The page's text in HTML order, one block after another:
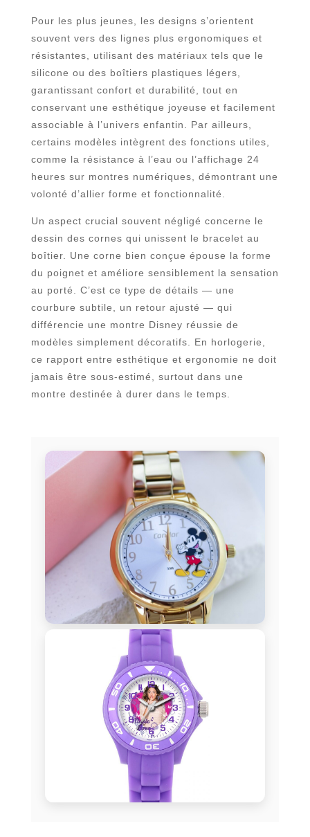
Pour les plus jeunes, les designs s’orientent
souvent vers des lignes plus ergonomiques et
résistantes, utilisant des matériaux tels que le
silicone ou des boîtiers plastiques légers,
garantissant confort et durabilité, tout en
conservant une esthétique joyeuse et facilement
associable à l’univers enfantin. Par ailleurs,
certains modèles intègrent des fonctions utiles,
comme la résistance à l’eau ou l’affichage 24
heures sur montres numériques, démontrant une
volonté d’allier forme et fonctionnalité.
Un aspect crucial souvent négligé concerne le
dessin des cornes qui unissent le bracelet au
boîtier. Une corne bien conçue épouse la forme
du poignet et améliore sensiblement la sensation
au porté. C’est ce type de détails — une
courbure subtile, un retour ajusté — qui
différencie une montre Disney réussie de
modèles simplement décoratifs. En horlogerie,
ce rapport entre esthétique et ergonomie ne doit
jamais être sous-estimé, surtout dans une
montre destinée à durer dans le temps.